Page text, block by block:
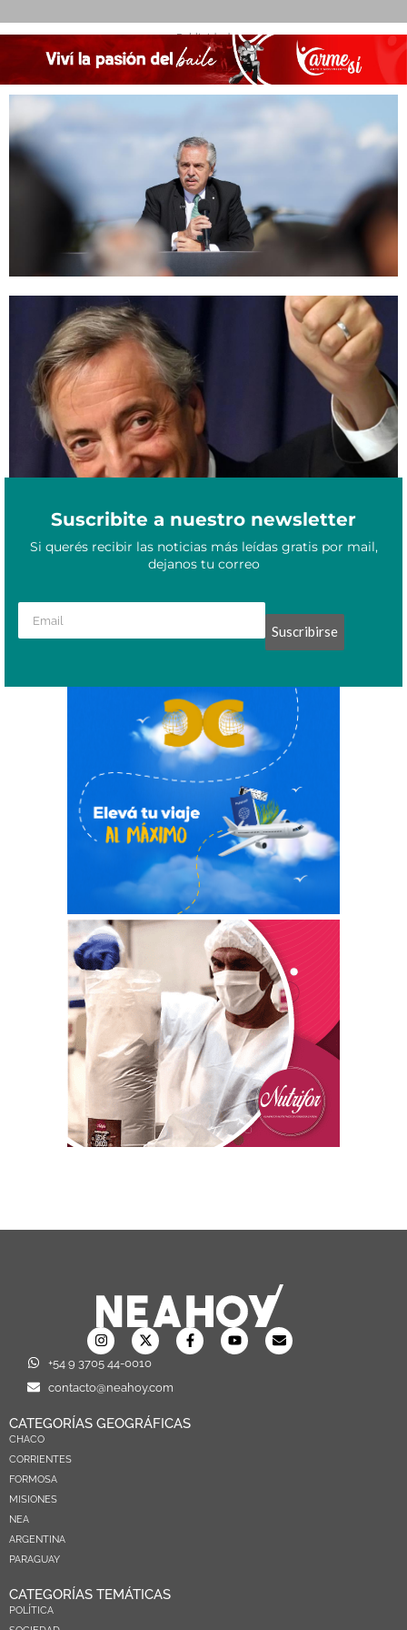
- Publicidad -
Alberto Fernández renunció a la reelección
Diez años sin Néstor Kirchner: ¿cómo lo homenajearon en el NEA?
Suscribite a nuestro newsletter
Si querés recibir las noticias más leídas gratis por mail,
dejanos tu correo
Suscribirse
+54 9 3705 44-0010
contacto@neahoy.com
CATEGORÍAS GEOGRÁFICAS
CHACO
CORRIENTES
FORMOSA
MISIONES
NEA
ARGENTINA
PARAGUAY
CATEGORÍAS TEMÁTICAS
POLÍTICA